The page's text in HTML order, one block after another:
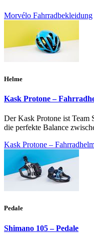
Morvélo Fahrradbekleidung
Helme
Kask Protone –
Der Kask Protone ist Team
die perfekte Balance
Kask Protone –
Pedale
Shimano 105 – Pedale